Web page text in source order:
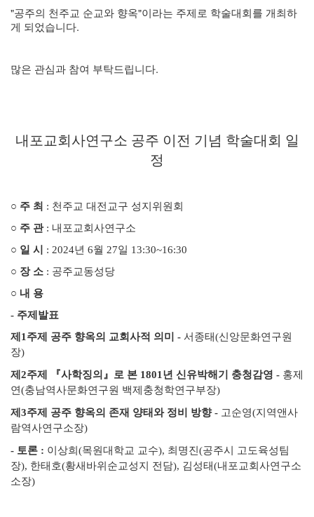
"공주의 천주교 순교와 향옥"이라는 주제로 학술대회를 개최하
게 되었습니다.
많은 관심과 참여 부탁드립니다.
내포교회사연구소 공주 이전 기념 학술대회 일
정
○ 주 최 : 천주교 대전교구 성지위원회
○ 주 관 : 내포교회사연구소
○ 일 시 : 2024년 6월 27일 13:30~16:30
○ 장 소 : 공주교동성당
○ 내 용
- 주제발표
제1주제 공주 향옥의 교회사적 의미 - 서종태(신앙문화연구원
장)
제2주제 『사학징의』로 본 1801년 신유박해기 충청감영 - 홍제
연(충남역사문화연구원 백제충청학연구부장)
제3주제 공주 향옥의 존재 양태와 정비 방향 - 고순영(지역앤사
람역사연구소장)
- 토론 : 이상희(목원대학교 교수), 최명진(공주시 고도육성팀
장), 한태호(황새바위순교성지 전담), 김성태(내포교회사연구소
소장)